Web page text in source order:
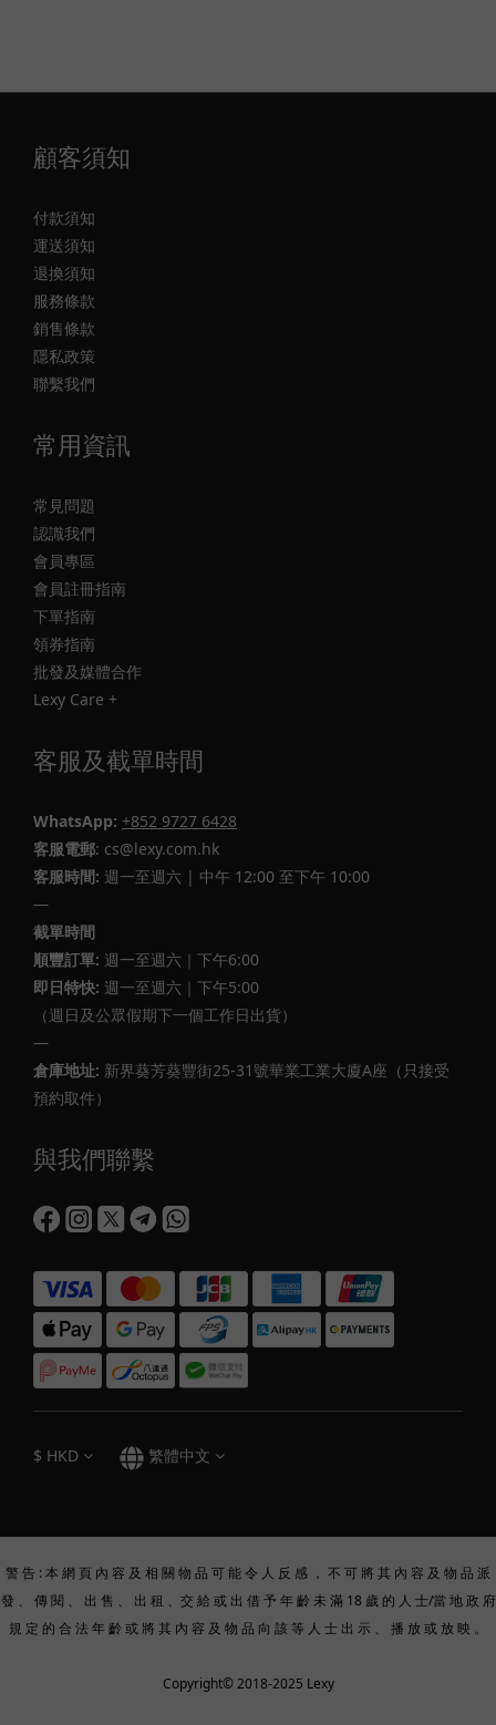
顧客須知
付款須知
運送須知
退換須知
服務條款
銷售條款
隱私政策
聯繫我們
常用資訊
常見問題
認識我們
會員專區
會員註冊指南
下單指南
領券指南
批發及媒體合作
Lexy Care +
客服及截單時間
WhatsApp: +852 9727 6428
客服電郵: cs@lexy.com.hk
客服時間: 週一至週六 | 中午 12:00 至下午 10:00
—
截單時間
順豐訂單: 週一至週六｜下午6:00
即日特快: 週一至週六｜下午5:00
（週日及公眾假期下一個工作日出貨）
—
倉庫地址: 新界葵芳葵豐街25-31號華業工業大廈A座（只接受
預約取件）
與我們聯繫
$ HKD 繁體中文
警 告 : 本 網 頁 內 容 及 相 關 物 品 可 能 令 人 反 感 ， 不 可 將 其 內 容 及 物 品 派
發 、 傳 閱 、 出 售 、 出 租 、交 給 或 出 借 予 年 齡 未 滿 18 歲 的 人 士/當 地 政 府
規 定 的 合 法 年 齡 或 將 其 內 容 及 物 品 向 該 等 人 士 出 示 、 播 放 或 放 映 。
Copyright© 2018-2025 Lexy